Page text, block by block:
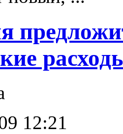
12:21